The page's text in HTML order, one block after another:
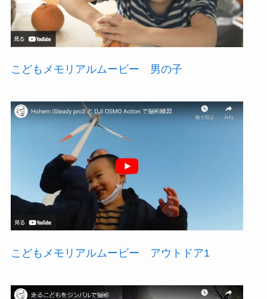
こどもメモリアルムービー 男の子
こどもメモリアルムービー アウトドア1